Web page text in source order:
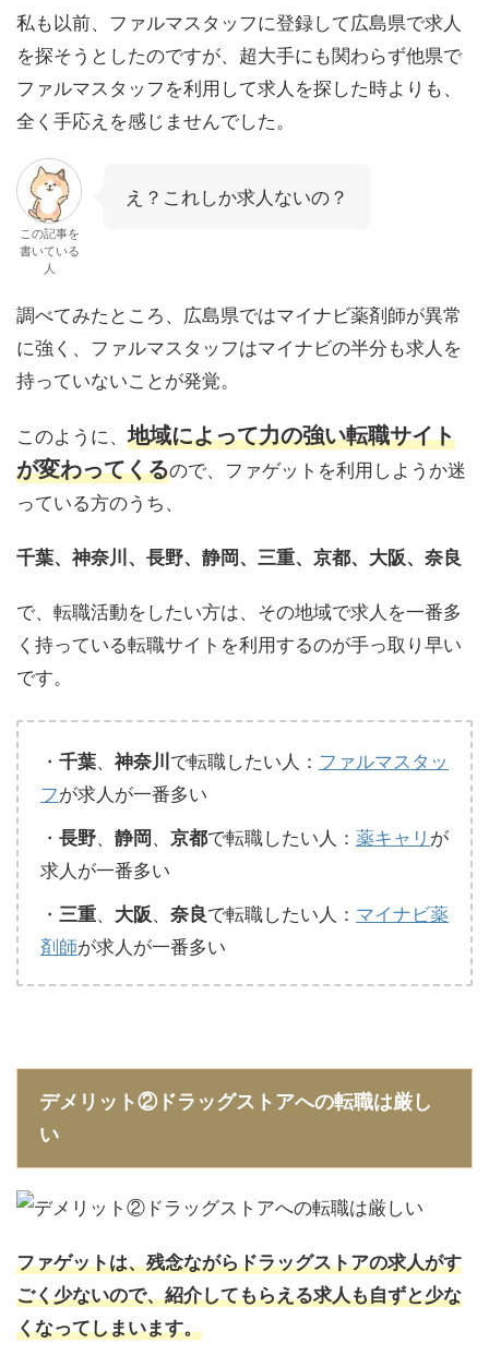
私も以前、ファルマスタッフに登録して広島県で求人
を探そうとしたのですが、超大手にも関わらず他県で
ファルマスタッフを利用して求人を探した時よりも、
全く手応えを感じませんでした。
この記事を
書いている
人
え？これしか求人ないの？
調べてみたところ、広島県ではマイナビ薬剤師が異常
に強く、ファルマスタッフはマイナビの半分も求人を
持っていないことが発覚。
このように、地域によって力の強い転職サイト
が変わってくるので、ファゲットを利用しようか迷
っている方のうち、
千葉、神奈川、長野、静岡、三重、京都、大阪、奈良
で、転職活動をしたい方は、その地域で求人を一番多
く持っている転職サイトを利用するのが手っ取り早い
です。
・ 千葉、 神奈川で転職したい人： ファルマスタッ
フが求人が一番多い
・ 長野、 静岡、 京都で転職したい人： 薬キャリ が
求人が一番多い
・ 三重、 大阪、 奈良で転職したい人： マイナビ薬
剤師が求人が一番多い
デメリット②ドラッグストアへの転職は厳し
い
ファゲットは、残念ながらドラッグストアの求人がす
ごく少ないので、紹介してもらえる求人も自ずと少な
くなってしまいます。